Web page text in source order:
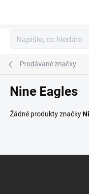
Prodávané značky
Nine Eagles
Žádné produkty značky